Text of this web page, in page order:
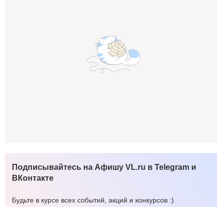
Подписывайтесь на Афишу VL.ru в Telegram и
ВКонтакте
Будьте в курсе всех событий, акций и конкурсов :)